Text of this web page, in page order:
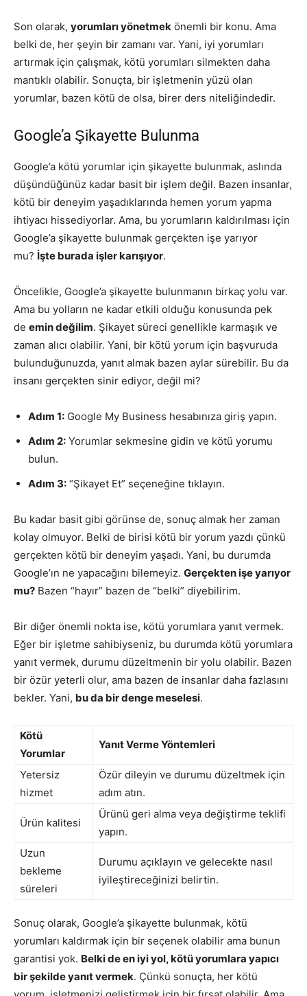
Son olarak, yorumları yönetmek önemli bir konu. Ama
belki de, her şeyin bir zamanı var. Yani, iyi yorumları
artırmak için çalışmak, kötü yorumları silmekten daha
mantıklı olabilir. Sonuçta, bir işletmenin yüzü olan
yorumlar, bazen kötü de olsa, birer ders niteliğindedir.
Google’a Şikayette Bulunma
Google’a kötü yorumlar için şikayette bulunmak, aslında
düşündüğünüz kadar basit bir işlem değil. Bazen insanlar,
kötü bir deneyim yaşadıklarında hemen yorum yapma
ihtiyacı hissediyorlar. Ama, bu yorumların kaldırılması için
Google’a şikayette bulunmak gerçekten işe yarıyor
mu? İşte burada işler karışıyor.
Öncelikle, Google’a şikayette bulunmanın birkaç yolu var.
Ama bu yolların ne kadar etkili olduğu konusunda pek
de emin değilim. Şikayet süreci genellikle karmaşık ve
zaman alıcı olabilir. Yani, bir kötü yorum için başvuruda
bulunduğunuzda, yanıt almak bazen aylar sürebilir. Bu da
insanı gerçekten sinir ediyor, değil mi?
Adım 1: Google My Business hesabınıza giriş yapın.
Adım 2: Yorumlar sekmesine gidin ve kötü yorumu
bulun.
Adım 3: “Şikayet Et” seçeneğine tıklayın.
Bu kadar basit gibi görünse de, sonuç almak her zaman
kolay olmuyor. Belki de birisi kötü bir yorum yazdı çünkü
gerçekten kötü bir deneyim yaşadı. Yani, bu durumda
Google’ın ne yapacağını bilemeyiz. Gerçekten işe yarıyor
mu? Bazen “hayır” bazen de “belki” diyebilirim.
Bir diğer önemli nokta ise, kötü yorumlara yanıt vermek.
Eğer bir işletme sahibiyseniz, bu durumda kötü yorumlara
yanıt vermek, durumu düzeltmenin bir yolu olabilir. Bazen
bir özür yeterli olur, ama bazen de insanlar daha fazlasını
bekler. Yani, bu da bir denge meselesi.
Kötü
Yorumlar
Yanıt Verme Yöntemleri
Yetersiz
hizmet
Özür dileyin ve durumu düzeltmek için
adım atın.
Ürün kalitesi
Ürünü geri alma veya değiştirme teklifi
yapın.
Uzun
bekleme
süreleri
Durumu açıklayın ve gelecekte nasıl
iyileştireceğinizi belirtin.
Sonuç olarak, Google’a şikayette bulunmak, kötü
yorumları kaldırmak için bir seçenek olabilir ama bunun
garantisi yok. Belki de en iyi yol, kötü yorumlara yapıcı
bir şekilde yanıt vermek. Çünkü sonuçta, her kötü